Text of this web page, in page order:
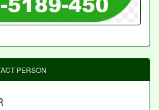
PERSON